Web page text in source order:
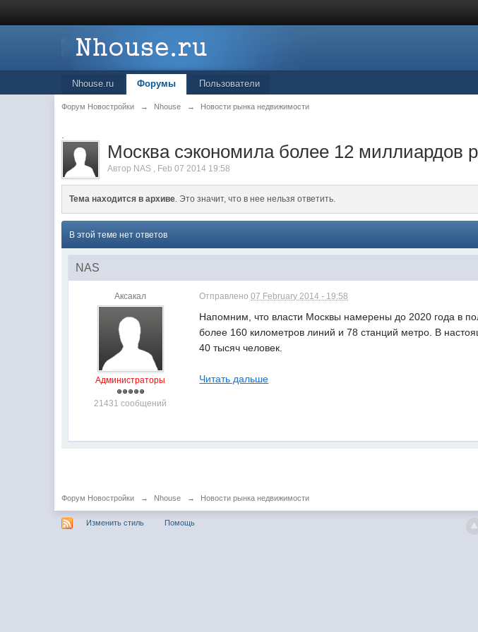
Nhouse.ru Форумы Пользователи
Форум Новостройки → Nhouse → Новости рынка недвижимости
.
Москва сэкономила более 12 миллиардов
Автор NAS , Feb 07 2014 19:58
Тема находится в архиве. Это значит, что в нее нельзя ответить.
В этой теме нет ответов
NAS
Аксакал
Администраторы
21431 сообщений
Отправлено07 February 2014 - 19:58
Напомним, что власти Москвы намерены до 2020 года в
более 160 километров линий и 78 станций метро. В
40 тысяч человек.
Читать дальше
Форум Новостройки → Nhouse → Новости рынка недвижимости
Изменить стиль Помощь